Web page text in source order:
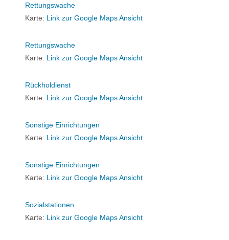
Rettungswache
Karte: Link zur Google Maps Ansicht
Rettungswache
Karte: Link zur Google Maps Ansicht
Rückholdienst
Karte: Link zur Google Maps Ansicht
Sonstige Einrichtungen
Karte: Link zur Google Maps Ansicht
Sonstige Einrichtungen
Karte: Link zur Google Maps Ansicht
Sozialstationen
Karte: Link zur Google Maps Ansicht